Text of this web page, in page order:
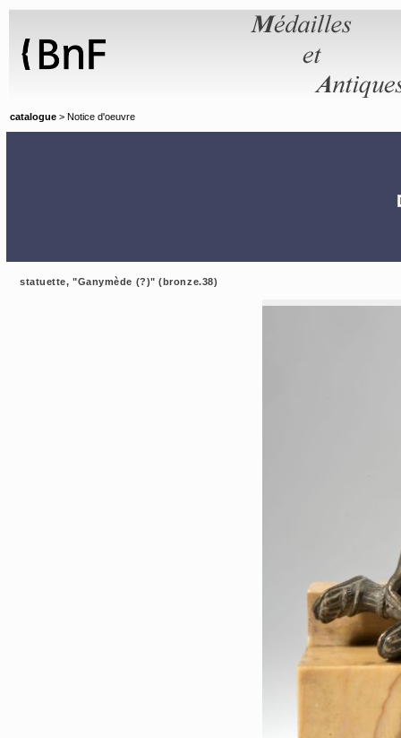
catalogue > Notice d'oeuvre
statuette, "Ganymède (?)" (bronze.38)